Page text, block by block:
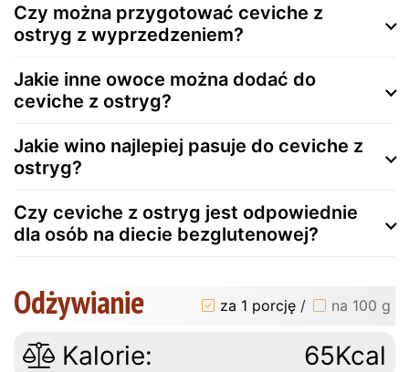
Czy można przygotować ceviche z
ostryg z wyprzedzeniem?
Jakie inne owoce można dodać do
ceviche z ostryg?
Jakie wino najlepiej pasuje do ceviche z
ostryg?
Czy ceviche z ostryg jest odpowiednie
dla osób na diecie bezglutenowej?
Odżywianie za 1 porcję / na 100 g
Kalorie: 65Kcal